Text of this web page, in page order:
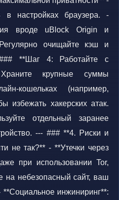
в настройках браузера. -
вроде uBlock Origin и
очищайте кэш и
**Шаг 4: Работайте с
Храните крупные суммы
кошельках (например,
избежать хакерских атак.
отдельный заранее
--- ### **4. Риски и
не так?** - **Утечки через
при использовании Tor,
на небезопасный сайт, ваш
**Социальное инжиниринг**: